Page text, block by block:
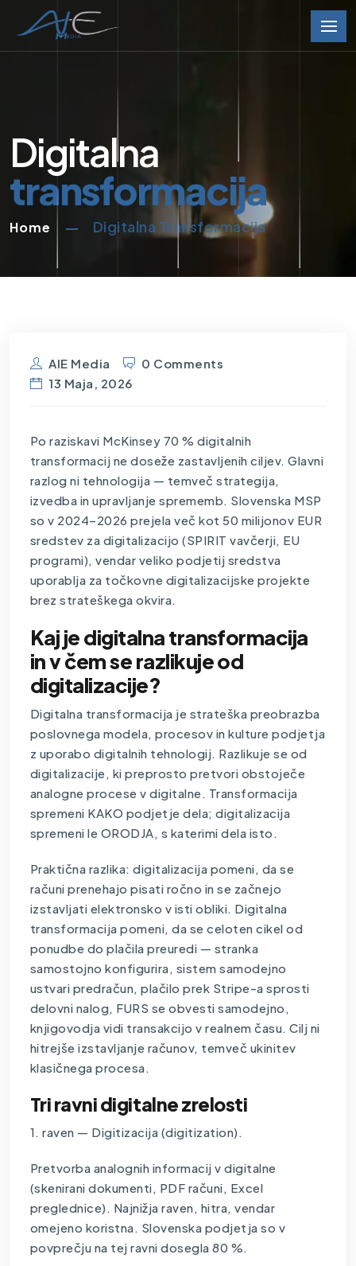
Digitalna
transformacija
Home Digitalna Transformacija
AIE Media
0 Comments
13 Maja, 2026
Po raziskavi McKinsey 70 % digitalnih
transformacij ne doseže zastavljenih ciljev. Glavni
razlog ni tehnologija — temveč strategija,
izvedba in upravljanje sprememb. Slovenska MSP
so v 2024–2026 prejela več kot 50 milijonov EUR
sredstev za digitalizacijo (SPIRIT vavčerji, EU
programi), vendar veliko podjetij sredstva
uporablja za točkovne digitalizacijske projekte
brez strateškega okvira.
Kaj je digitalna transformacija
in v čem se razlikuje od
digitalizacije?
Digitalna transformacija je strateška preobrazba
poslovnega modela, procesov in kulture podjetja
z uporabo digitalnih tehnologij. Razlikuje se od
digitalizacije, ki preprosto pretvori obstoječe
analogne procese v digitalne. Transformacija
spremeni KAKO podjetje dela; digitalizacija
spremeni le ORODJA, s katerimi dela isto.
Praktična razlika: digitalizacija pomeni, da se
računi prenehajo pisati ročno in se začnejo
izstavljati elektronsko v isti obliki. Digitalna
transformacija pomeni, da se celoten cikel od
ponudbe do plačila preuredi — stranka
samostojno konfigurira, sistem samodejno
ustvari predračun, plačilo prek Stripe-a sprosti
delovni nalog, FURS se obvesti samodejno,
knjigovodja vidi transakcijo v realnem času. Cilj ni
hitrejše izstavljanje računov, temveč ukinitev
klasičnega procesa.
Tri ravni digitalne zrelosti
1. raven — Digitizacija (digitization).
Pretvorba analognih informacij v digitalne
(skenirani dokumenti, PDF računi, Excel
preglednice). Najnižja raven, hitra, vendar
omejeno koristna. Slovenska podjetja so v
povprečju na tej ravni dosegla 80 %.